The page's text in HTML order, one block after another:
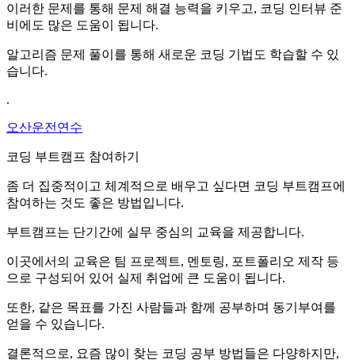
이러한 문제를 통해 문제 해결 능력을 키우고, 코딩 인터뷰 준
비에도 많은 도움이 됩니다.
알고리즘 문제 풀이를 통해 새로운 코딩 기법도 학습할 수 있
습니다.
.
오산운전연수
코딩 부트캠프 참여하기
좀 더 집중적이고 체계적으로 배우고 싶다면 코딩 부트캠프에
참여하는 것도 좋은 방법입니다.
부트캠프는 단기간에 실무 중심의 교육을 제공합니다.
이곳에서의 교육은 팀 프로젝트, 멘토링, 포트폴리오 제작 등
으로 구성되어 있어 실제 취업에 큰 도움이 됩니다.
또한, 같은 목표를 가진 사람들과 함께 공부하며 동기부여를
얻을 수 있습니다.
결론적으로, 요즘 많이 찾는 코딩 공부 방법들은 다양하지만,